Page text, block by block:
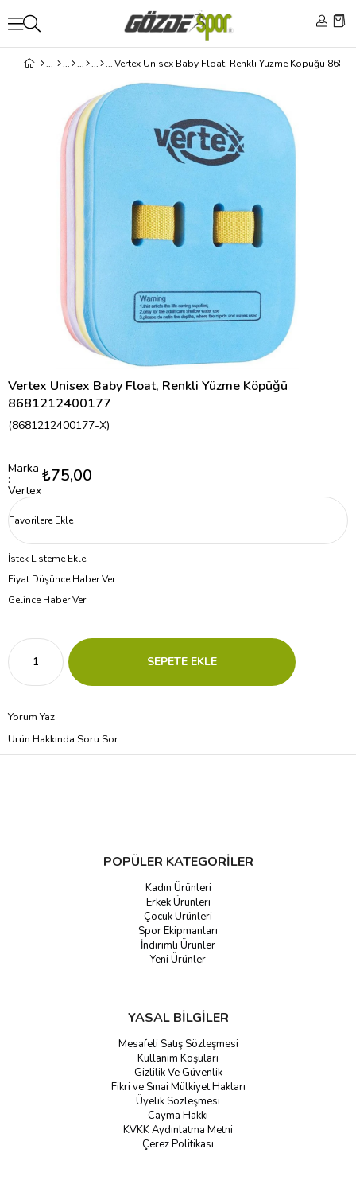
Vertex Unisex Baby Float, Renkli Yüzme Köpüğü
8681212400177
(8681212400177-X)
Marka
:
Vertex
₺75,00
Favorilere Ekle
İstek Listeme Ekle
Fiyat Düşünce Haber Ver
Gelince Haber Ver
Yorum Yaz
Ürün Hakkında Soru Sor
POPÜLER KATEGORİLER
Kadın Ürünleri
Erkek Ürünleri
Çocuk Ürünleri
Spor Ekipmanları
İndirimli Ürünler
Yeni Ürünler
YASAL BİLGİLER
Mesafeli Satış Sözleşmesi
Kullanım Koşuları
Gizlilik Ve Güvenlik
Fikri ve Sınai Mülkiyet Hakları
Üyelik Sözleşmesi
Cayma Hakkı
KVKK Aydınlatma Metni
Çerez Politikası